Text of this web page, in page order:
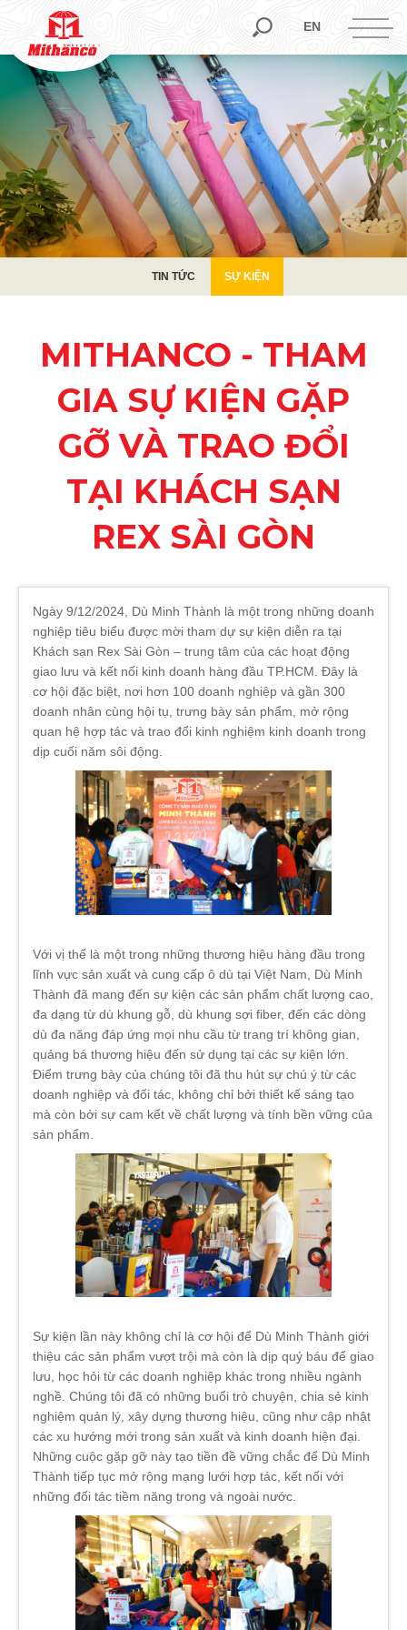
EN
SỰ KIỆN
TIN TỨC SỰ KIỆN
MITHANCO - THAM
GIA SỰ KIỆN GẶP
GỠ VÀ TRAO ĐỔI
TẠI KHÁCH SẠN
REX SÀI GÒN
Ngày 9/12/2024, Dù Minh Thành là một trong những doanh
nghiệp tiêu biểu được mời tham dự sự kiện diễn ra tại
Khách sạn Rex Sài Gòn – trung tâm của các hoạt động
giao lưu và kết nối kinh doanh hàng đầu TP.HCM. Đây là
cơ hội đặc biệt, nơi hơn 100 doanh nghiệp và gần 300
doanh nhân cùng hội tụ, trưng bày sản phẩm, mở rộng
quan hệ hợp tác và trao đổi kinh nghiệm kinh doanh trong
dịp cuối năm sôi động.
Với vị thế là một trong những thương hiệu hàng đầu trong
lĩnh vực sản xuất và cung cấp ô dù tại Việt Nam, Dù Minh
Thành đã mang đến sự kiện các sản phẩm chất lượng cao,
đa dạng từ dù khung gỗ, dù khung sợi fiber, đến các dòng
dù đa năng đáp ứng mọi nhu cầu từ trang trí không gian,
quảng bá thương hiệu đến sử dụng tại các sự kiện lớn.
Điểm trưng bày của chúng tôi đã thu hút sự chú ý từ các
doanh nghiệp và đối tác, không chỉ bởi thiết kế sáng tạo
mà còn bởi sự cam kết về chất lượng và tính bền vững của
sản phẩm.
Sự kiện lần này không chỉ là cơ hội để Dù Minh Thành giới
thiệu các sản phẩm vượt trội mà còn là dịp quý báu để giao
lưu, học hỏi từ các doanh nghiệp khác trong nhiều ngành
nghề. Chúng tôi đã có những buổi trò chuyện, chia sẻ kinh
nghiệm quản lý, xây dựng thương hiệu, cũng như cập nhật
các xu hướng mới trong sản xuất và kinh doanh hiện đại.
Những cuộc gặp gỡ này tạo tiền đề vững chắc để Dù Minh
Thành tiếp tục mở rộng mạng lưới hợp tác, kết nối với
những đối tác tiềm năng trong và ngoài nước.